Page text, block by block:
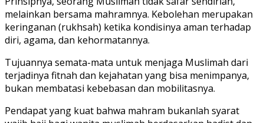
melainkan bersama mahramnya. Kebolehan merupakan
keringanan (rukhsah) ketika kondisinya aman terhadap
diri, agama, dan kehormatannya.
Tujuannya semata-mata untuk menjaga Muslimah dari
terjadinya fitnah dan kejahatan yang bisa menimpanya,
bukan membatasi kebebasan dan mobilitasnya.
Pendapat yang kuat bahwa mahram bukanlah syarat